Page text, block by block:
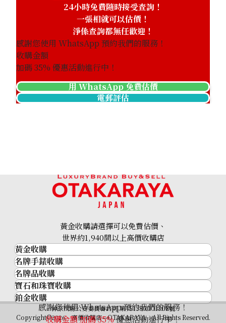
Citrine diamond ring 11.5ct
參考回收價
HKD 3,943.08
24小時免費隨時接受查詢！
一張相就可以估價！
淨係查詢都無任歡迎！
感謝您使用 WhatsApp 預約我們的服務！
收購金額
加碼35% 優惠活動進行中！
用 WhatsApp 免費估價
電郵評估
感謝您使用 WhatsApp 預約我們的服務！
收購金額 加碼35%優惠活動進行中！
黃金收購請選擇可以免費估價、
世界約1,940間以上高價收購店
黃金收購
黃金･金條
金條
金幣及銀幣
過去十年黃金價格
金飾
名牌手錶收購
名牌手錶收購
勞力士 (Rolex)
Patek Philippe
Audemars Piguet
名牌品收購
名牌品收購
HERMES
LOUIS VUITTON
寶石和珠寶收購
寶石和珠寶
鉑金收購
神奈川縣公安委員會許可 第451380001308號
Copyright©2026 高價收購店—OTAKARAYA All Rights Reserved.